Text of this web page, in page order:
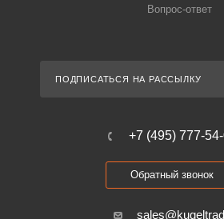
Вопрос-ответ
ПОДПИСАТЬСЯ НА РАССЫЛКУ
+7 (495) 777-
Обратный звонок